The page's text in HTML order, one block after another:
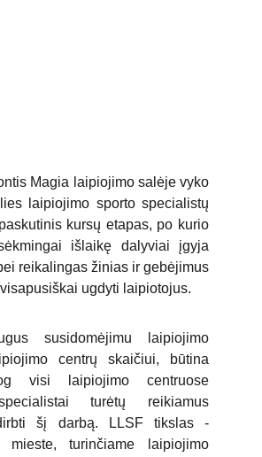
Magia laipiojimo salėje vyko
laipiojimo sporto specialistų
kursų etapas, po kurio
išlaikę dalyviai įgyja
reikalingas žinias ir gebėjimus
ugdyti laipiotojus.
susidomėjimu laipiojimo
centrų skaičiui, būtina
visi laipiojimo centruose
turėtų reikiamus
šį darbą. LLSF tikslas -
mieste, turinčiame laipiojimo